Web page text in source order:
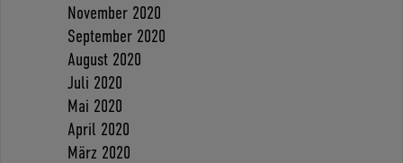
November 2020
September 2020
August 2020
Juli 2020
Mai 2020
April 2020
März 2020